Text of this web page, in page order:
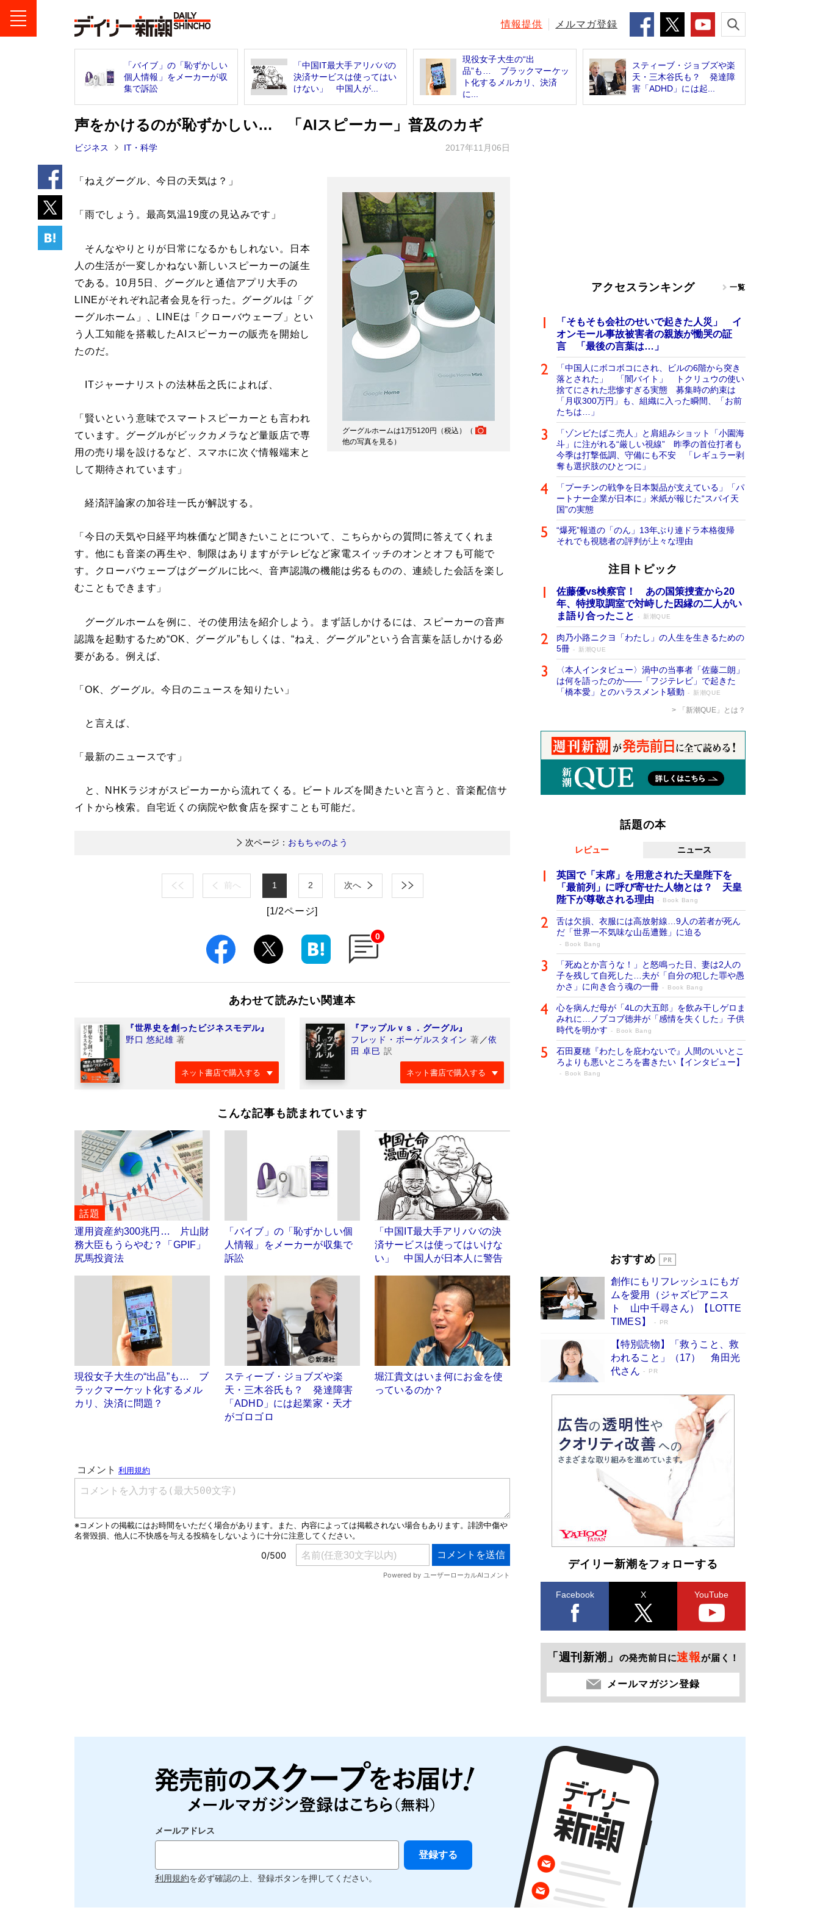
情報提供 メルマガ登録
「バイブ」の「恥ずかしい
個人情報」をメーカーが収
集で訴訟
「中国IT最大手アリババの
決済サービスは使ってはい
けない」 中国人が...
現役女子大生の“出
品”も… ブラックマーケッ
ト化するメルカリ、決済
に...
スティーブ・ジョブズや楽
天・三木谷氏も？ 発達障
害「ADHD」には起...
声をかけるのが恥ずかしい… 「AIスピーカー」普及のカギ
ビジネス IT・科学 2017年11月06日
グーグルホームは1万5120円（税込）（
他の写真を見る ）
「ねえグーグル、今日の天気は？」
「雨でしょう。最高気温19度の見込みです」
そんなやりとりが日常になるかもしれない。日本
人の生活が一変しかねない新しいスピーカーの誕生
である。10月5日、グーグルと通信アプリ大手の
LINEがそれぞれ記者会見を行った。グーグルは「グ
ーグルホーム」、LINEは「クローバウェーブ」とい
う人工知能を搭載したAIスピーカーの販売を開始し
たのだ。
ITジャーナリストの法林岳之氏によれば、
「賢いという意味でスマートスピーカーとも言われ
ています。グーグルがビックカメラなど量販店で専
用の売り場を設けるなど、スマホに次ぐ情報端末と
して期待されています」
経済評論家の加谷珪一氏が解説する。
「今日の天気や日経平均株価など聞きたいことについて、こちらからの質問に答えてくれま
す。他にも音楽の再生や、制限はありますがテレビなど家電スイッチのオンとオフも可能で
す。クローバウェーブはグーグルに比べ、音声認識の機能は劣るものの、連続した会話を楽し
むこともできます」
グーグルホームを例に、その使用法を紹介しよう。まず話しかけるには、スピーカーの音声
認識を起動するため“OK、グーグル”もしくは、“ねえ、グーグル”という合言葉を話しかける必
要がある。例えば、
「OK、グーグル。今日のニュースを知りたい」
と言えば、
「最新のニュースです」
と、NHKラジオがスピーカーから流れてくる。ビートルズを聞きたいと言うと、音楽配信サ
イトから検索。自宅近くの病院や飲食店を探すことも可能だ。
次ページ： おもちゃのよう
前へ 1 2 次へ
[1/2ページ]
0
あわせて読みたい関連本
『世界史を創ったビジネスモデル』
野口 悠紀雄 著
ネット書店で購入する
『アップルｖｓ．グーグル』
フレッド・ボーゲルスタイン 著 ／依
田 卓巳 訳
ネット書店で購入する
こんな記事も読まれています
話題
運用資産約300兆円… 片山財
務大臣もうらやむ？「GPIF」
尻馬投資法
「バイブ」の「恥ずかしい個
人情報」をメーカーが収集で
訴訟
「中国IT最大手アリババの決
済サービスは使ってはいけな
い」 中国人が日本人に警告
現役女子大生の“出品”も… ブ
ラックマーケット化するメル
カリ、決済に問題？
スティーブ・ジョブズや楽
天・三木谷氏も？ 発達障害
「ADHD」には起業家・天才
がゴロゴロ
堀江貴文はいま何にお金を使
っているのか？
アクセスランキング 一覧
「そもそも会社のせいで起きた人災」 イ
オンモール事故被害者の親族が慟哭の証
言 「最後の言葉は…」
「中国人にボコボコにされ、ビルの6階から突き
落とされた」 「闇バイト」 トクリュウの使い
捨てにされた悲惨すぎる実態 募集時の約束は
「月収300万円」も、組織に入った瞬間、「お前
たちは…」
「ゾンビたばこ売人」と肩組みショット「小園海
斗」に注がれる“厳しい視線” 昨季の首位打者も
今季は打撃低調、守備にも不安 「レギュラー剥
奪も選択肢のひとつに」
「プーチンの戦争を日本製品が支えている」「パ
ートナー企業が日本に」米紙が報じた“スパイ天
国”の実態
“爆死”報道の「のん」13年ぶり連ドラ本格復帰
それでも視聴者の評判が上々な理由
注目トピック
佐藤優vs検察官！ あの国策捜査から20
年、特捜取調室で対峙した因縁の二人がい
ま語り合ったこと
新潮QUE
肉乃小路ニクヨ「わたし」の人生を生きるための
5冊
新潮QUE
〈本人インタビュー〉渦中の当事者「佐藤二朗」
は何を語ったのか――「フジテレビ」で起きた
「橋本愛」とのハラスメント騒動
新潮QUE
「新潮QUE」とは？
話題の本
レビュー ニュース
英国で「末席」を用意された天皇陛下を
「最前列」に呼び寄せた人物とは？ 天皇
陛下が尊敬される理由
Book Bang
舌は欠損、衣服には高放射線…9人の若者が死ん
だ「世界一不気味な山岳遭難」に迫る
Book Bang
「死ぬとか言うな！」と怒鳴った日、妻は2人の
子を残して自死した…夫が「自分の犯した罪や愚
かさ」に向き合う魂の一冊
Book Bang
心を病んだ母が「4Lの大五郎」を飲み干しゲロま
みれに…ノブコブ徳井が「感情を失くした」子供
時代を明かす
Book Bang
石田夏穂『わたしを庇わないで』人間のいいとこ
ろよりも悪いところを書きたい【インタビュー】
Book Bang
開発への関心を押し上げた18年の物語に幕 特装
Book Bang
友近氏、絶賛！ 鎌倉を舞台に、孤独を抱えた
人々が新たな一歩を踏み出す連作短篇集『海のほ
とりのプラネット』試し読み
おすすめ
創作にもリフレッシュにもガ
ムを愛用（ジャズピアニス
ト 山中千尋さん）【LOTTE
TIMES】
PR
【特別読物】「救うこと、救
われること」（17） 角田光
代さん
PR
デイリー新潮をフォローする
Facebook X YouTube
「週刊新潮」 の発売前日に速報が届く！
メールマガジン登録
メールアドレス
利用規約を必ず確認の上、登録ボタンを押してください。